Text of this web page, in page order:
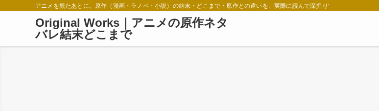
アニメを観たあとに。原作（漫画・ラノベ・小説）の結末・どこまで・原作との違いを、実際に読んで深掘りするメディアです。
Original Works｜アニメの原作ネタ
バレ結末どこまで